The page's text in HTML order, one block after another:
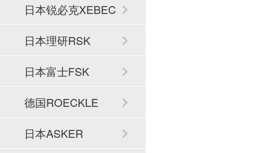
日本锐必克XEBEC
日本理研RSK
日本富士FSK
德国ROECKLE
日本ASKER